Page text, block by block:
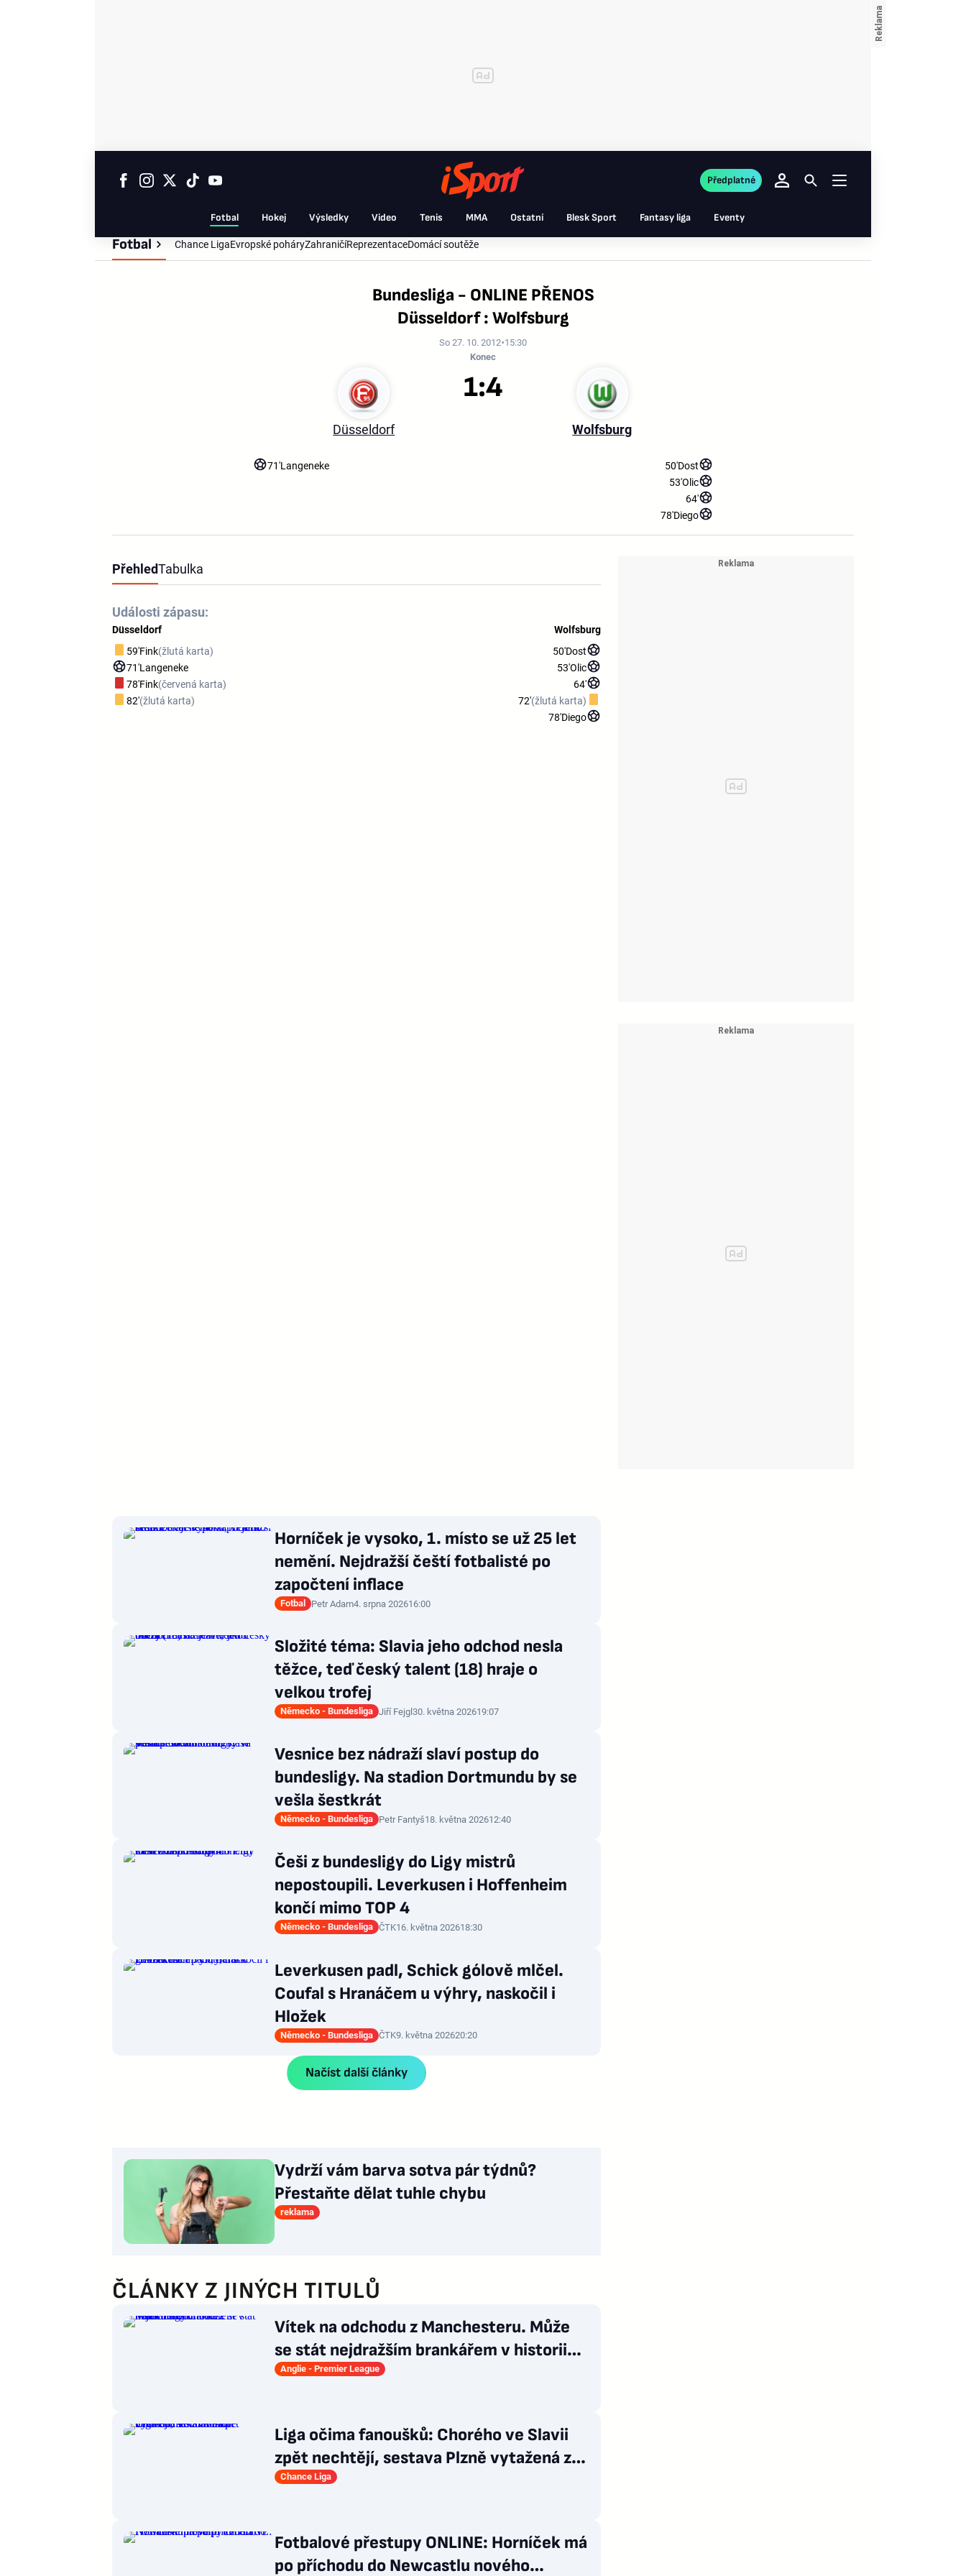
Fotbal Hokej Výsledky Video Tenis MMA Ostatní Blesk Sport Fantasy liga Eventy
Předplatné
Fotbal Chance LigaEvropské poháryZahraničíReprezentaceDomácí soutěže
Bundesliga - ONLINE PŘENOS
Düsseldorf : Wolfsburg
So 27. 10. 2012 15:30
Konec
Düsseldorf Wolfsburg
1:4
71'Langeneke 50'Dost
53'Olic
64'
78'Diego
PřehledTabulka
Události zápasu:
Düsseldorf
59'Fink(žlutá karta)
71'Langeneke
78'Fink(červená karta)
82'(žlutá karta)
Wolfsburg
50'Dost
53'Olic
64'
72'(žlutá karta)
78'Diego
Horníček je vysoko, 1. místo se už 25 let
nemění. Nejdražší čeští fotbalisté po
započtení inflace
Fotbal Petr Adam4. srpna 202616:00
Složité téma: Slavia jeho odchod nesla
těžce, teď český talent (18) hraje o
velkou trofej
Německo - Bundesliga Jiří Fejgl30. května 202619:07
Vesnice bez nádraží slaví postup do
bundesligy. Na stadion Dortmundu by se
vešla šestkrát
Německo - Bundesliga Petr Fantyš18. května 202612:40
Češi z bundesligy do Ligy mistrů
nepostoupili. Leverkusen i Hoffenheim
končí mimo TOP 4
Německo - Bundesliga ČTK16. května 202618:30
Leverkusen padl, Schick gólově mlčel.
Coufal s Hranáčem u výhry, naskočil i
Hložek
Německo - Bundesliga ČTK9. května 202620:20
Načíst další články
Vydrží vám barva sotva pár týdnů?
Přestaňte dělat tuhle chybu
reklama
ČLÁNKY Z JINÝCH TITULŮ
Vítek na odchodu z Manchesteru. Může
se stát nejdražším brankářem v historii
ligy
Anglie - Premier League
Liga očima fanoušků: Chorého ve Slavii
zpět nechtějí, sestava Plzně vytažená z
klobouku
Chance Liga
Fotbalové přestupy ONLINE: Horníček má
po příchodu do Newcastlu nového